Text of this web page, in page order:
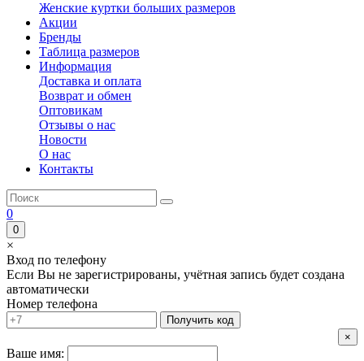
Женские куртки больших размеров
Акции
Бренды
Таблица размеров
Информация
Доставка и оплата
Возврат и обмен
Оптовикам
Отзывы о нас
Новости
О нас
Контакты
0
0
×
Вход по телефону
Если Вы не зарегистрированы, учётная запись будет создана
автоматически
Номер телефона
Получить код
×
Ваше имя: